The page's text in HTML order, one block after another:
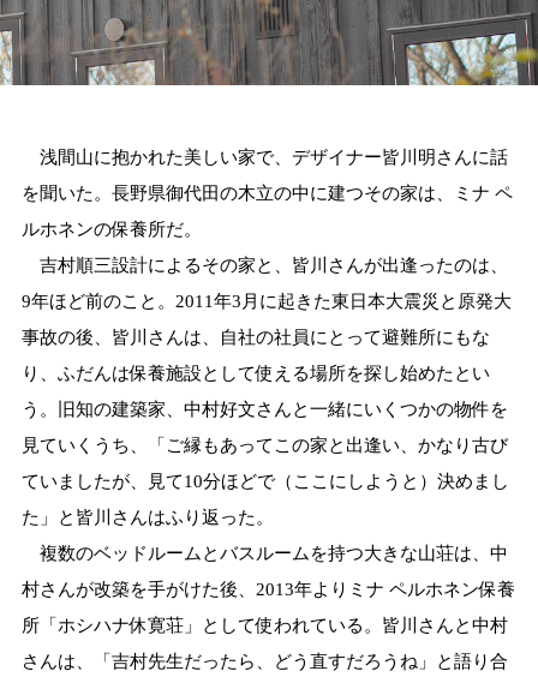
浅間山に抱かれた美しい家で、デザイナー皆川明さんに話
を聞いた。長野県御代田の木立の中に建つその家は、ミナ ペ
ルホネンの保養所だ。
吉村順三設計によるその家と、皆川さんが出逢ったのは、
9年ほど前のこと。2011年3月に起きた東日本大震災と原発大
事故の後、皆川さんは、自社の社員にとって避難所にもな
り、ふだんは保養施設として使える場所を探し始めたとい
う。旧知の建築家、中村好文さんと一緒にいくつかの物件を
見ていくうち、「ご縁もあってこの家と出逢い、かなり古び
ていましたが、見て10分ほどで（ここにしようと）決めまし
た」と皆川さんはふり返った。
複数のベッドルームとバスルームを持つ大きな山荘は、中
村さんが改築を手がけた後、2013年よりミナ ペルホネン保養
所「ホシハナ休寛荘」として使われている。皆川さんと中村
さんは、「吉村先生だったら、どう直すだろうね」と語り合